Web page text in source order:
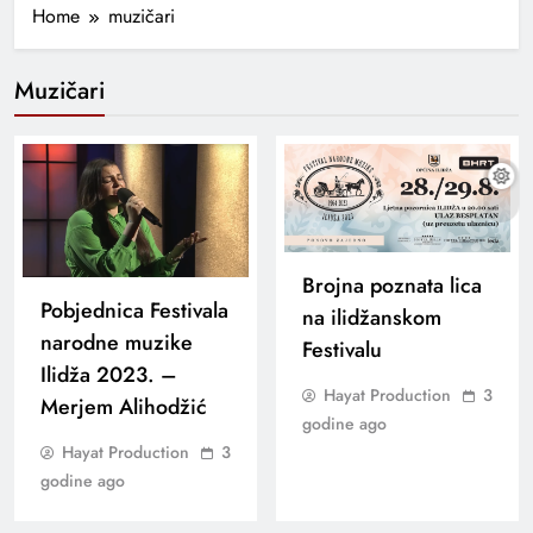
Home muzičari
Muzičari
Pobjednica Festivala
narodne muzike
Ilidža 2023. –
Merjem Alihodžić
Hayat Production
3
godine ago
Brojna poznata lica
na ilidžanskom
Festivalu
Hayat Production
3
godine ago